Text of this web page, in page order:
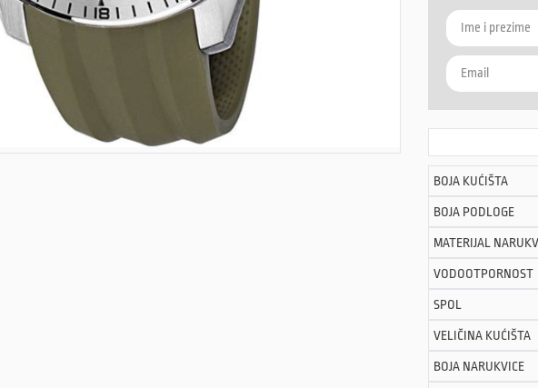
BOJA KUĆIŠTA
BOJA PODLOGE
MATERIJAL
VODOOTPORNOST
SPOL
VELIČINA KUĆIŠTA
BOJA NARUKVICE